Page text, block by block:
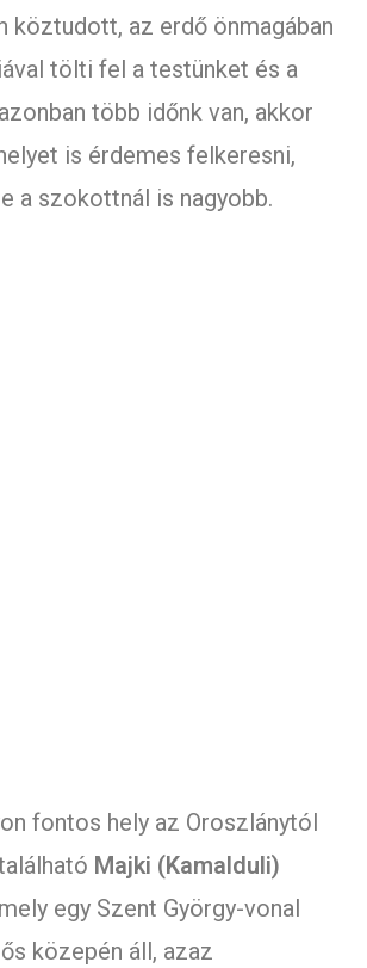
köztudott, az erdő önmagában
tölti fel a testünket és a
több időnk van, akkor
is érdemes felkeresni,
a szokottnál is nagyobb.
fontos hely az Oroszlánytól
Majki (Kamalduli)
egy Szent György-vonal
közepén áll, azaz